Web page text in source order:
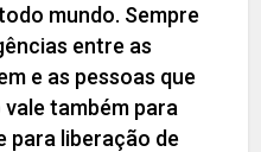
mundo. Sempre
entre as
e as pessoas que
também para
para liberação de